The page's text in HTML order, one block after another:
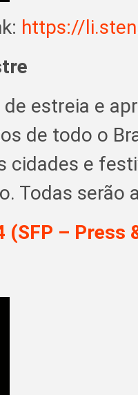
https://
estreia e
de todo o
e
Todas serão
– Press